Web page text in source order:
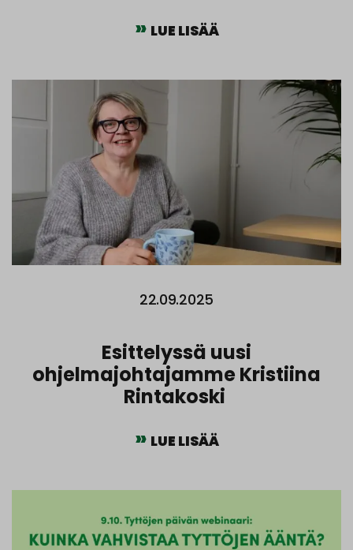
LUE LISÄÄ
22.09.2025
Esittelyssä uusi
ohjelmajohtajamme Kristiina
Rintakoski
LUE LISÄÄ